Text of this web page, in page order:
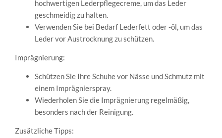
hochwertigen Lederpflegecreme, um das Leder
geschmeidig zu halten.
Verwenden Sie bei Bedarf Lederfett oder -öl, um das
Leder vor Austrocknung zu schützen.
Imprägnierung:
Schützen Sie Ihre Schuhe vor Nässe und Schmutz mit
einem Imprägnierspray.
Wiederholen Sie die Imprägnierung regelmäßig,
besonders nach der Reinigung.
Zusätzliche Tipps: